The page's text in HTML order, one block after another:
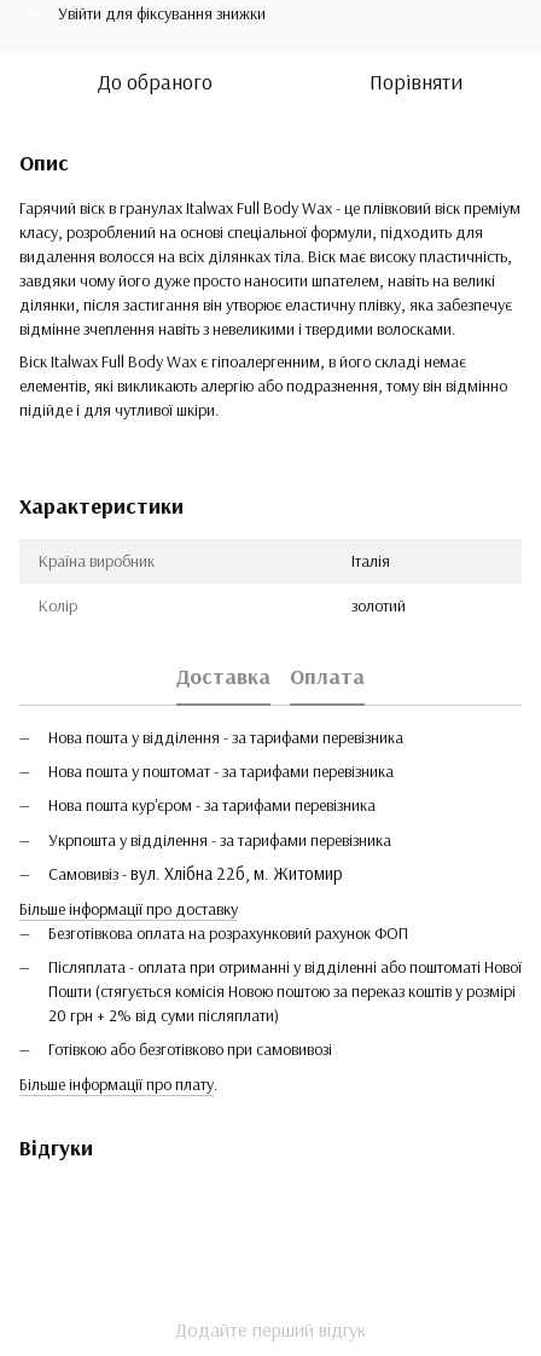
Увійти для фіксування знижки
До обраного Порівняти
Опис
Гарячий віск в гранулах Italwax Full Body Wax - це плівковий віск преміум
класу, розроблений на основі спеціальної формули, підходить для
видалення волосся на всіх ділянках тіла. Віск має високу пластичність,
завдяки чому його дуже просто наносити шпателем, навіть на великі
ділянки, після застигання він утворює еластичну плівку, яка забезпечує
відмінне зчеплення навіть з невеликими і твердими волосками.
Віск Italwax Full Body Wax є гіпоалергенним, в його складі немає
елементів, які викликають алергію або подразнення, тому він відмінно
підійде і для чутливої шкіри.
Характеристики
Країна виробник Італія
Колір золотий
Доставка Оплата
Нова пошта у відділення - за тарифами перевізника
Нова пошта у поштомат - за тарифами перевізника
Нова пошта кур'єром - за тарифами перевізника
Укрпошта у відділення - за тарифами перевізника
Самовивіз -вул. Хлібна 22б, м. Житомир
Більше інформації про доставку
Безготівкова оплата на розрахунковий рахунок ФОП
Післяплата - оплата при отриманні у відділенні або поштоматі Нової
Пошти (стягується комісія Новою поштою за переказ коштів у розмірі
20 грн + 2% від суми післяплати)
Готівкою або безготівково при самовивозі
Більше інформації про плату.
Відгуки
Додайте перший відгук